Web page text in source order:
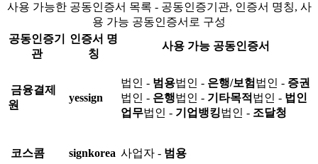
사용 가능한 공동인증서 목록 - 공동인증기관, 인증서 명칭, 사
용 가능 공동인증서로 구성
공동인증기
관
인증서 명
칭
사용 가능 공동인증서
금융결제
원
yessign
법인 - 범용법인 - 은행/보험 법인 - 증권
법인 - 은행법인 - 기타목적 법인 - 법인
업무법인 - 기업뱅킹법인 - 조달청
코스콤 signkorea 사업자 - 범용